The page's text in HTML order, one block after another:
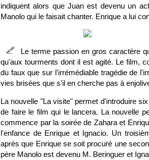
indiquent alors que Juan est devenu un
Manolo qui le faisait chanter. Enrique a lui
Le terme passion en gros caractère
qu'aux tourments dont il est agité. Le film,
du faux que sur l'irrémédiable tragédie de
vies brisées que s'il en cherche pas à
La nouvelle "La visite" permet d'introduire
de faire le film qui le lancera. La nouvelle
commence par la soirée de Zahara et
l'enfance de Enrique et Ignacio. Un
après que Enrique se soit procuré une
père Manolo est devenu M. Beringuer et